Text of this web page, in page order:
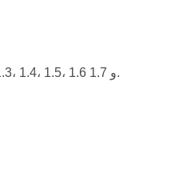
يدعم Aspose.PDF for Java إصدارات PDF 1.2، 1.3، 1.4، 1.5، 1.6 و 1.7.